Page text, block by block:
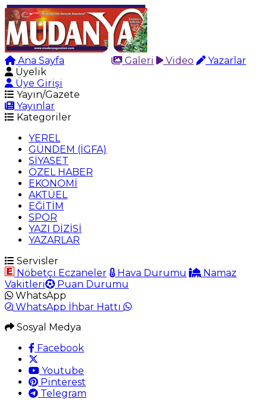
Ana Sayfa Galeri Video
Yazarlar
Üyelik
Üye Girişi
Yayın/Gazete
Yayınlar
Kategoriler
YEREL
GÜNDEM (İGFA)
SİYASET
ÖZEL HABER
EKONOMİ
AKTÜEL
EĞİTİM
SPOR
YAZI DİZİSİ
YAZARLAR
Servisler
Nöbetçi Eczaneler
Hava Durumu
Namaz
Vakitleri
Puan Durumu
WhatsApp
WhatsApp İhbar Hattı
Sosyal Medya
Facebook
Youtube
Pinterest
Telegram